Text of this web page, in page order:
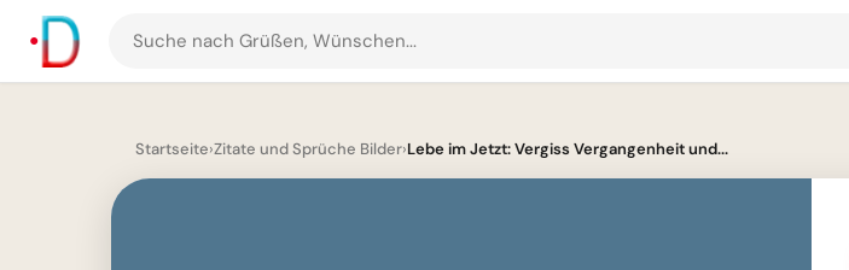
Suche
nach
und
Startseite›Zitate und Sprüche Bilder›Lebe im Jetzt: Vergiss Vergangenheit und...